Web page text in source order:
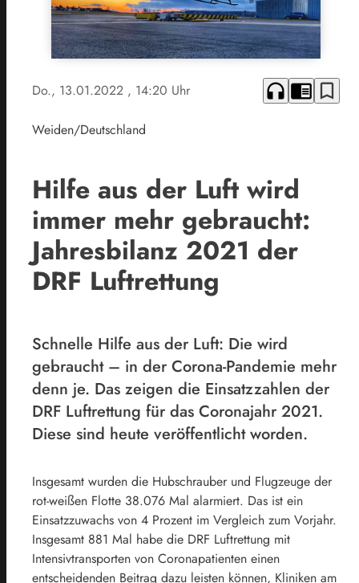
Do., 13.01.2022 , 14:20 Uhr headphones chrome_reader_mode bookmark_border
Weiden/Deutschland
Hilfe aus der Luft wird
immer mehr gebraucht:
Jahresbilanz 2021 der
DRF Luftrettung
Schnelle Hilfe aus der Luft: Die wird
gebraucht – in der Corona-Pandemie mehr
denn je. Das zeigen die Einsatzzahlen der
DRF Luftrettung für das Coronajahr 2021.
Diese sind heute veröffentlicht worden.
Insgesamt wurden die Hubschrauber und Flugzeuge der
rot-weißen Flotte 38.076 Mal alarmiert. Das ist ein
Einsatzzuwachs von 4 Prozent im Vergleich zum Vorjahr.
Insgesamt 881 Mal habe die DRF Luftrettung mit
Intensivtransporten von Coronapatienten einen
entscheidenden Beitrag dazu leisten können, Kliniken am